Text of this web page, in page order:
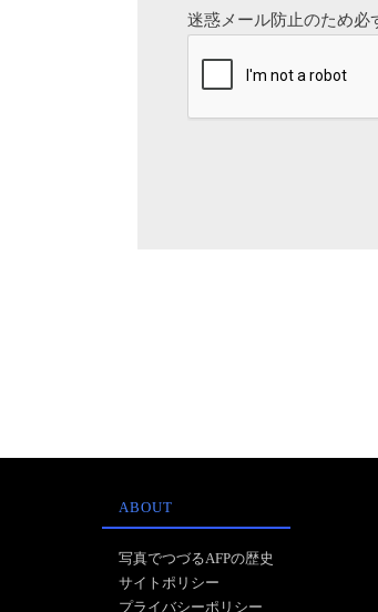
迷惑メール防止のため必
ABOUT
写真でつづるAFPの歴史
サイトポリシー
プライバシーポリシー